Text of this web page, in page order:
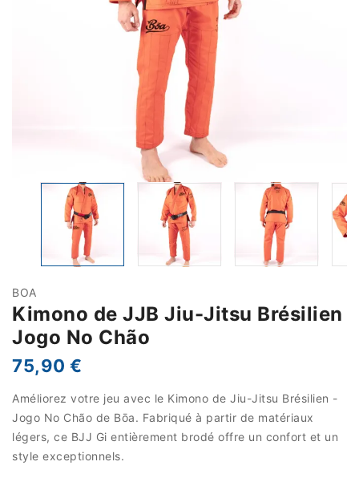
BOA
Kimono de JJB Jiu-Jitsu Brésilien
Jogo No Chão
75,90 €
Améliorez votre jeu avec le Kimono de Jiu-Jitsu Brésilien -
Jogo No Chão de Bōa. Fabriqué à partir de matériaux
légers, ce BJJ Gi entièrement brodé offre un confort et un
style exceptionnels.